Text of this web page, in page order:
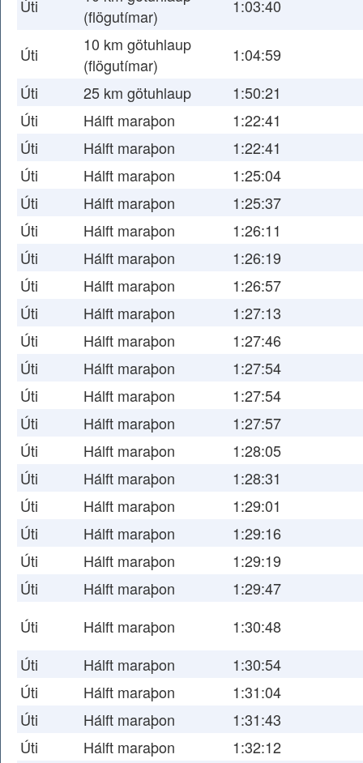
Úti
(flögutímar)
1:03:40
Úti
10 km götuhlaup
(flögutímar)
1:04:59
Úti
25 km götuhlaup
1:50:21
Úti
Hálft maraþon
1:22:41
Úti
Hálft maraþon
1:22:41
Úti
Hálft maraþon
1:25:04
Úti
Hálft maraþon
1:25:37
Úti
Hálft maraþon
1:26:11
Úti
Hálft maraþon
1:26:19
Úti
Hálft maraþon
1:26:57
Úti
Hálft maraþon
1:27:13
Úti
Hálft maraþon
1:27:46
Úti
Hálft maraþon
1:27:54
Úti
Hálft maraþon
1:27:54
Úti
Hálft maraþon
1:27:57
Úti
Hálft maraþon
1:28:05
Úti
Hálft maraþon
1:28:31
Úti
Hálft maraþon
1:29:01
Úti
Hálft maraþon
1:29:16
Úti
Hálft maraþon
1:29:19
Úti
Hálft maraþon
1:29:47
Úti
Hálft maraþon
1:30:48
Úti
Hálft maraþon
1:30:54
Úti
Hálft maraþon
1:31:04
Úti
Hálft maraþon
1:31:43
Úti
Hálft maraþon
1:32:12